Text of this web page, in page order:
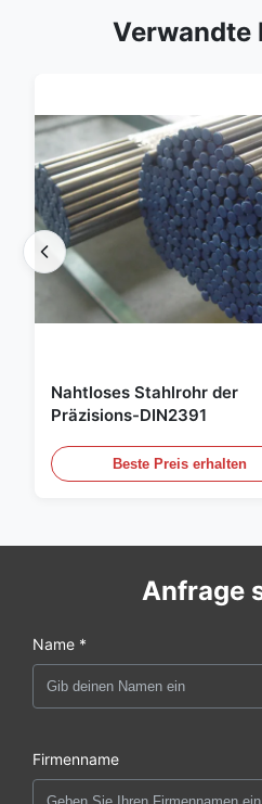
Verwandte
Nahtloses Stahlrohr der
Präzisions-DIN2391
Beste Preis erhalten
Anfrage
Name *
Firmenname